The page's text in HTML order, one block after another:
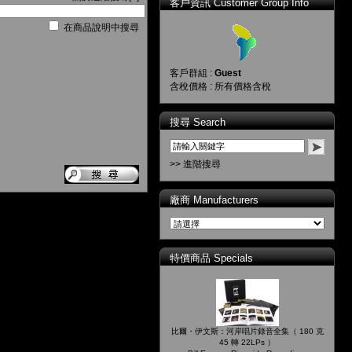
在商品說明中搜尋
客戶資訊 Customer Group Info
客戶群組 : Guest
含稅價格 : 所有價格含稅
搜尋 Search
>> 進階搜尋
廠商 Manufacturers
特價商品 Specials
比爾・伊文斯：河岸唱片錄音全集（ 180 克
45 轉 22LPs ）